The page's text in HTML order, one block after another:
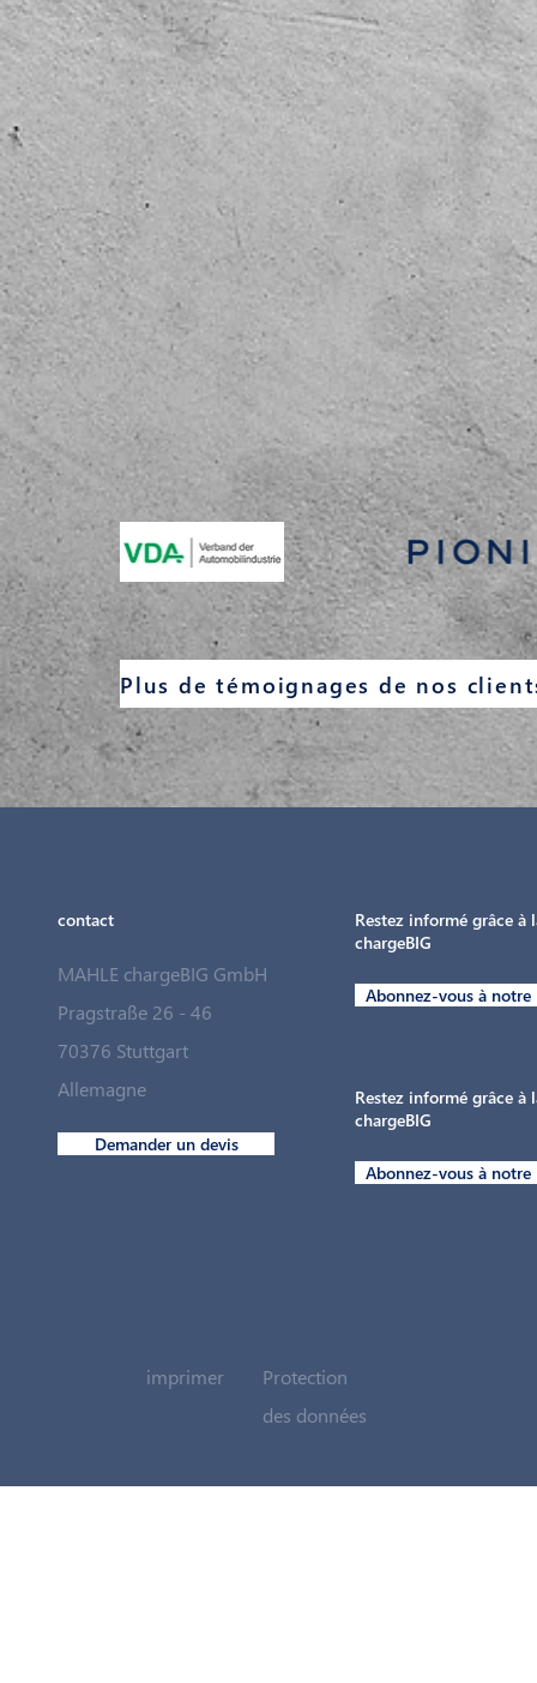
contact
MAHLE chargeBIG GmbH
Pragstraße 26 - 46
70376 Stuttgart
Allemagne
Demander un devis
Restez informé grâce à
chargeBIG
Abonnez-vous à notre
Restez informé grâce à
chargeBIG
Abonnez-vous à notre
imprimer
Protection
des données